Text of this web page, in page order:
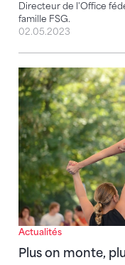
Directeur de l'Office
famille FSG.
02.05.2023
Actualités
Plus on monte,
Plus on monte,